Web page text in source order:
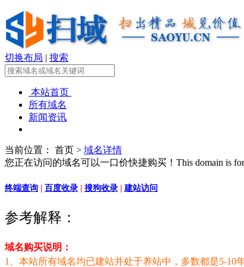
切换布局 | 搜索
本站首页
所有域名
新闻资讯
当前位置： 首页 > 域名详情
您正在访问的域名可以一口价快捷购买！This domain is for
终端查询 | 百度收录 | 搜狗收录 | 建站访问
参考解释：
域名购买说明：
1、本站所有域名均已建站并处于养站中，多数都是5-10